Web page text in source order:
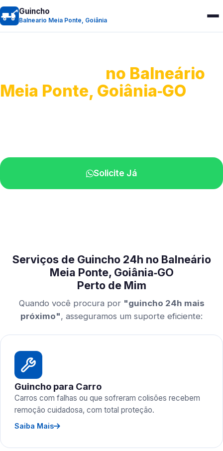
Guincho
Balneario Meia Ponte, Goiânia
no Balneário
Meia Ponte, Goiânia‑GO
Solicite Já
Serviços de Guincho 24h no Balneário
Meia Ponte, Goiânia‑GO
Perto de Mim
Quando você procura por "guincho 24h mais
próximo", asseguramos um suporte eficiente:
Guincho para Carro
Carros com falhas ou que sofreram colisões recebem
remoção cuidadosa, com total proteção.
Saiba Mais